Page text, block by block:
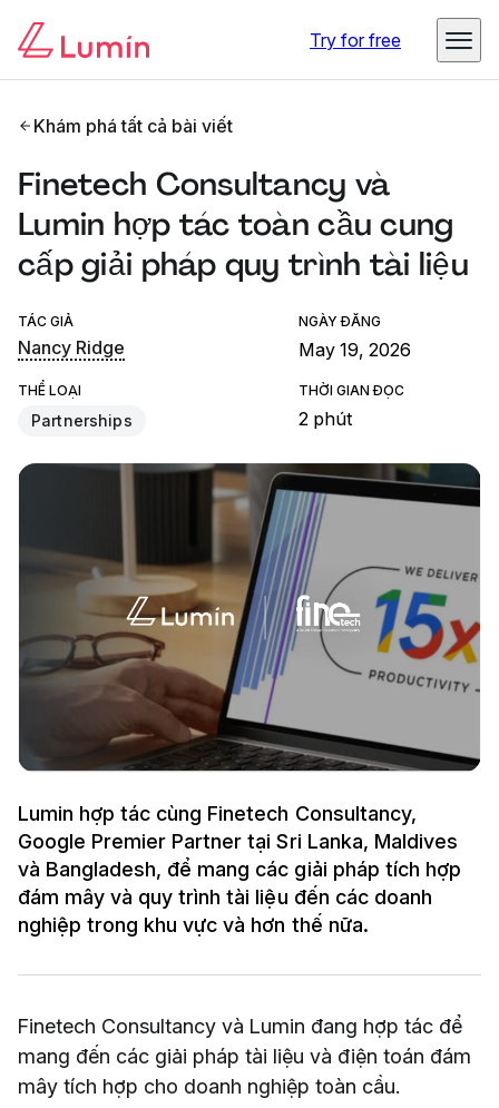
Try for free
Khám phá tất cả bài viết
Finetech Consultancy và
Lumin hợp tác toàn cầu cung
cấp giải pháp quy trình tài liệu
TÁC GIẢ
Nancy Ridge
NGÀY ĐĂNG
May 19, 2026
THỂ LOẠI
Partnerships
THỜI GIAN ĐỌC
2 phút
Lumin hợp tác cùng Finetech Consultancy,
Google Premier Partner tại Sri Lanka, Maldives
và Bangladesh, để mang các giải pháp tích hợp
đám mây và quy trình tài liệu đến các doanh
nghiệp trong khu vực và hơn thế nữa.
Finetech Consultancy và Lumin đang hợp tác để
mang đến các giải pháp tài liệu và điện toán đám
mây tích hợp cho doanh nghiệp toàn cầu.